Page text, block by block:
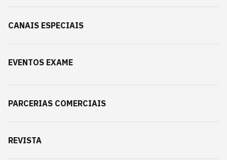
CANAIS ESPECIAIS
EVENTOS EXAME
PARCERIAS COMERCIAIS
REVISTA